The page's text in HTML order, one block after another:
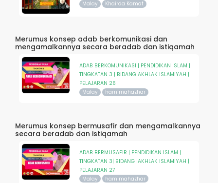
Malay Khairda Kamat
Merumus konsep adab berkomunikasi dan
mengamalkannya secara beradab dan istiqamah
ADAB BERKOMUNIKASI | PENDIDIKAN ISLAM |
TINGKATAN 3 | BIDANG AKHLAK ISLAMIYAH |
PELAJARAN 26
Malay hamimahazhar
Merumus konsep bermusafir dan mengamalkannya
secara beradab dan istiqamah
ADAB BERMUSAFIR | PENDIDIKAN ISLAM |
TINGKATAN 3| BIDANG |AKHLAK ISLAMIYAH |
PELAJARAN 27
Malay hamimahazhar